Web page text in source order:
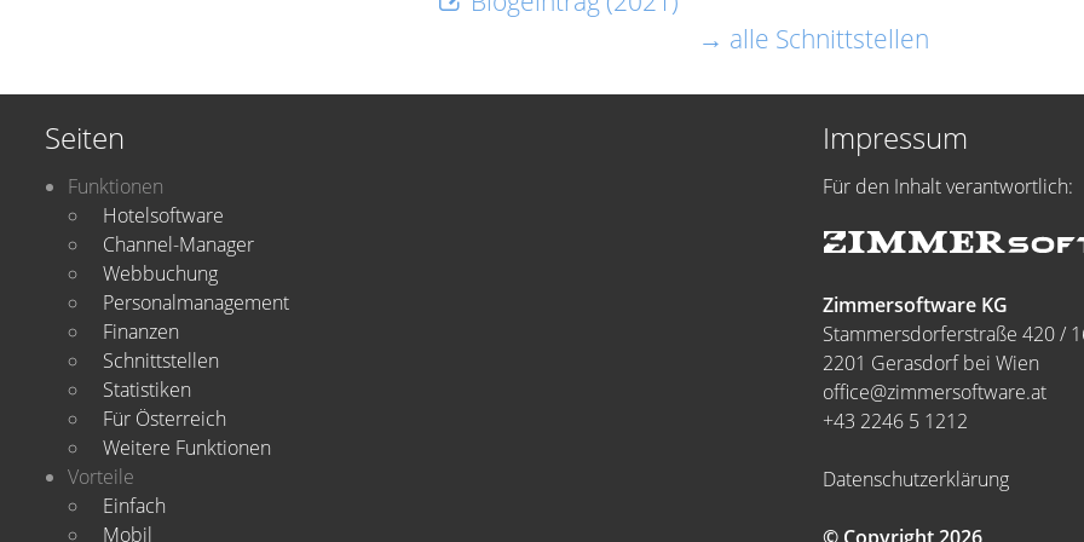
→ alle Schnittstellen
Seiten
Funktionen
Hotelsoftware
Channel-Manager
Webbuchung
Personalmanagement
Finanzen
Schnittstellen
Statistiken
Für Österreich
Weitere Funktionen
Vorteile
Einfach
Mobil
Impressum
Für den Inhalt verantwortlich:
Zimmersoftware KG
Stammersdorferstraße 420 /
2201 Gerasdorf bei Wien
office@zimmersoftware.at
+43 2246 5 1212
Datenschutzerklärung